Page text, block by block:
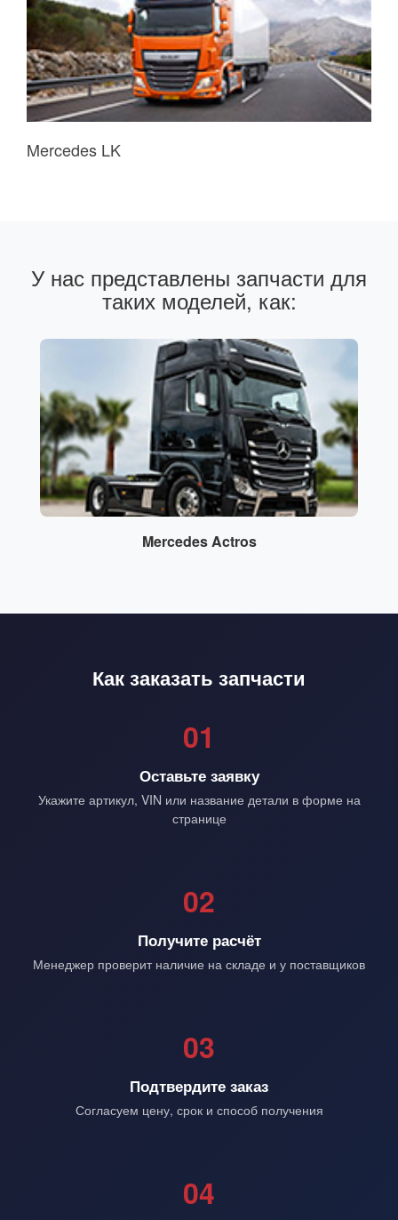
Mercedes LK
У нас представлены запчасти для
таких моделей, как:
Mercedes Actros
Как заказать запчасти
01
Оставьте заявку
Укажите артикул, VIN или название детали в форме на
странице
02
Получите расчёт
Менеджер проверит наличие на складе и у поставщиков
03
Подтвердите заказ
Согласуем цену, срок и способ получения
04